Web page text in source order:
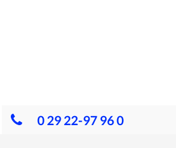
0 29 22-97 96 0